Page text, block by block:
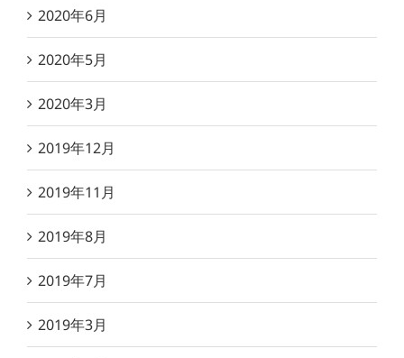
2020年6月
2020年5月
2020年3月
2019年12月
2019年11月
2019年8月
2019年7月
2019年3月